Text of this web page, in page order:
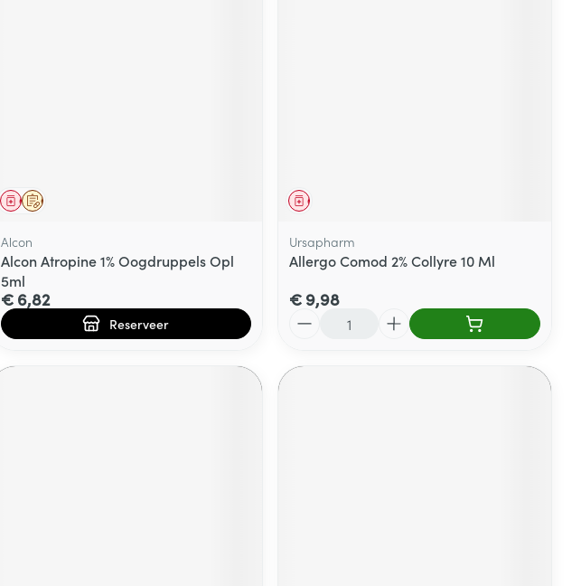
Op voorschrift
Geneesmiddel
Alcon
Alcon Atropine 1% Oogdruppels Opl
5ml
€ 6,82
Reserveer
Geneesmiddel
Ursapharm
Allergo Comod 2% Collyre 10 Ml
€ 9,98